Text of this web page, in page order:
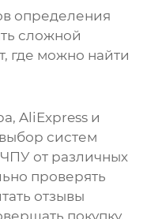
определения
сложной
где можно найти
AliExpress и
систем
ЧПУ от различных
проверять
отзывы